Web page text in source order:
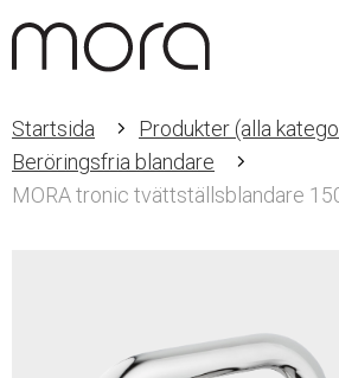
Startsida
Produkter (alla
Beröringsfria blandare
MORA tronic tvättställsblandare